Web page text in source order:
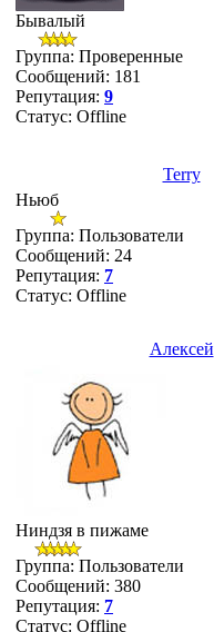
Бывалый
Группа: Проверенные
Сообщений: 181
Репутация: 9
Статус: Offline
Terry
Ньюб
Группа: Пользователи
Сообщений: 24
Репутация: 7
Статус: Offline
Алексей
Ниндзя в пижаме
Группа: Пользователи
Сообщений: 380
Репутация: 7
Статус: Offline